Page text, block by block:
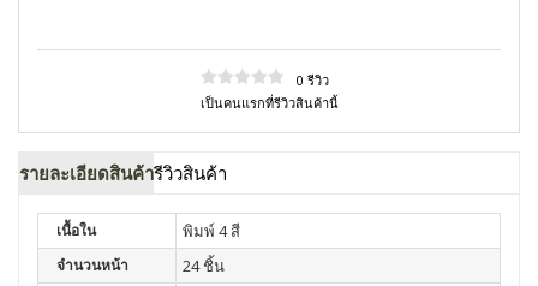
0 รีวิว
เป็นคนแรกที่รีวิวสินค้านี้
รายละเอียดสินค้ารีวิวสินค้า
เนื้อใน พิมพ์ 4 สี
จำนวนหน้า 24 ชิ้น